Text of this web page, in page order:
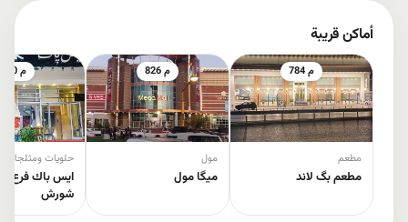
أماكن قريبة
784 م
مطعم
مطعم بگ لاند
826 م
مول
میگا مول
860 م
حلويات ومثلجات
ايس باك فرع
شورش